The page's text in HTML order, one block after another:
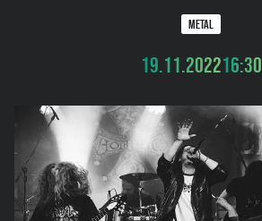
METAL
19.11.202216:30